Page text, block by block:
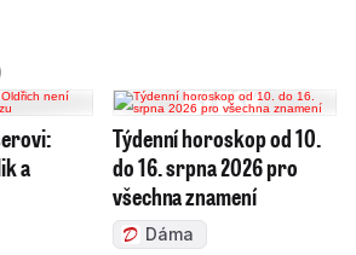
a
Týdenní horoskop od 10.
do 16. srpna 2026 pro
všechna znamení
Dáma